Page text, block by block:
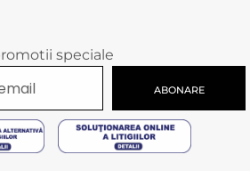
speciale
ABONARE